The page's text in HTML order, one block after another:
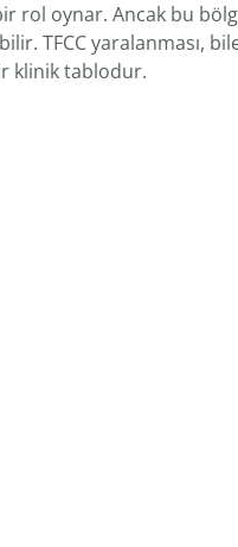
rol oynar. Ancak bu
TFCC yaralanması,
klinik tablodur.